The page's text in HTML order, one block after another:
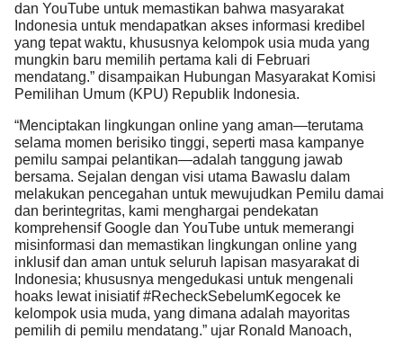
dan YouTube untuk memastikan bahwa masyarakat
Indonesia untuk mendapatkan akses informasi kredibel
yang tepat waktu, khususnya kelompok usia muda yang
mungkin baru memilih pertama kali di Februari
mendatang.” disampaikan Hubungan Masyarakat Komisi
Pemilihan Umum (KPU) Republik Indonesia.
“Menciptakan lingkungan online yang aman—terutama
selama momen berisiko tinggi, seperti masa kampanye
pemilu sampai pelantikan—adalah tanggung jawab
bersama. Sejalan dengan visi utama Bawaslu dalam
melakukan pencegahan untuk mewujudkan Pemilu damai
dan berintegritas, kami menghargai pendekatan
komprehensif Google dan YouTube untuk memerangi
misinformasi dan memastikan lingkungan online yang
inklusif dan aman untuk seluruh lapisan masyarakat di
Indonesia; khususnya mengedukasi untuk mengenali
hoaks lewat inisiatif #RecheckSebelumKegocek ke
kelompok usia muda, yang dimana adalah mayoritas
pemilih di pemilu mendatang.” ujar Ronald Manoach,